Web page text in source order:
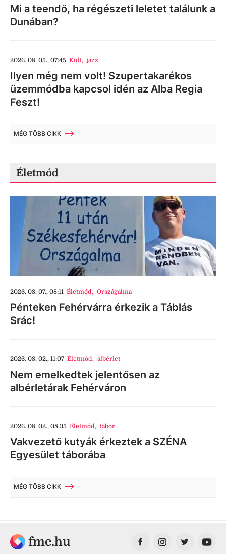
Mi a teendő, ha régészeti leletet találunk a
Dunában?
2026. 08. 05., 07:45 Kult, jazz
Ilyen még nem volt! Szupertakarékos
üzemmódba kapcsol idén az Alba Regia
Feszt!
MÉG TÖBB CIKK
Életmód
2026. 08. 07., 08:11 Életmód, Országalma
Pénteken Fehérvárra érkezik a Táblás
Srác!
2026. 08. 02., 11:07 Életmód, albérlet
Nem emelkedtek jelentősen az
albérletárak Fehérváron
2026. 08. 02., 08:35 Életmód, tábor
Vakvezető kutyák érkeztek a SZÉNA
Egyesület táborába
MÉG TÖBB CIKK
fmc.hu